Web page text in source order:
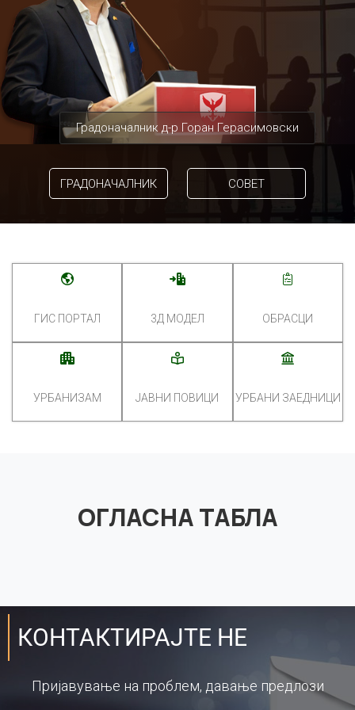
Градоначалник д-р Горан Герасимовски
ГРАДОНАЧАЛНИК СОВЕТ
ГИС ПОРТАЛ 3Д МОДЕЛ ОБРАСЦИ
УРБАНИЗАМ ЈАВНИ ПОВИЦИ УРБАНИ ЗАЕДНИЦИ
ОГЛАСНА ТАБЛА
КОНТАКТИРАЈТЕ НЕ
Пријавување на проблем, давање предлози